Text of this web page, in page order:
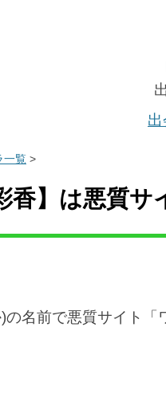
一覧 >
香】は悪質サ
の名前で悪質サイト